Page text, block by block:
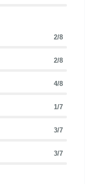
2/8
2/8
4/8
1/7
3/7
3/7